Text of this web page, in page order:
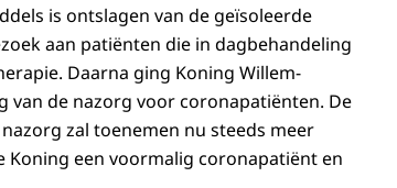
is ontslagen van de geïsoleerde
aan patiënten die in dagbehandeling
Daarna ging Koning Willem-
van de nazorg voor coronapatiënten. De
zal toenemen nu steeds meer
Koning een voormalig coronapatiënt en